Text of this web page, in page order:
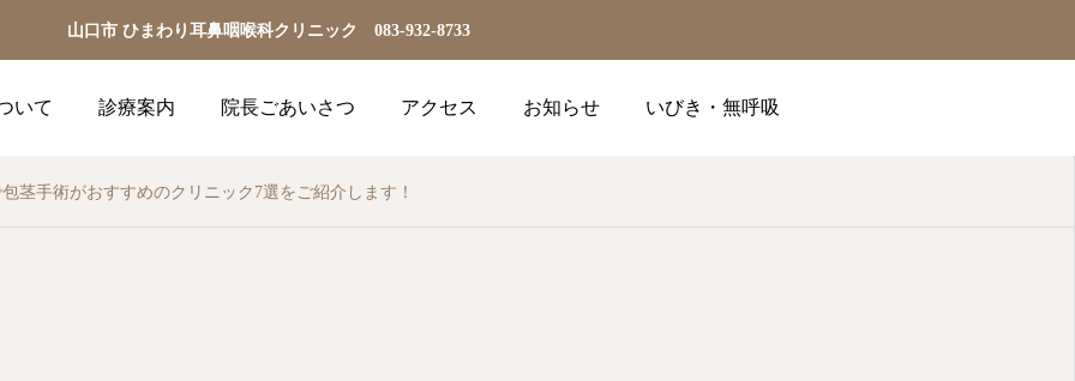
山口市 ひまわり耳鼻咽喉科クリニック 083-932-8733
いて 診療案内 院長ごあいさつ アクセス お知らせ いびき・無呼吸
茎手術がおすすめのクリニック7選をご紹介します！